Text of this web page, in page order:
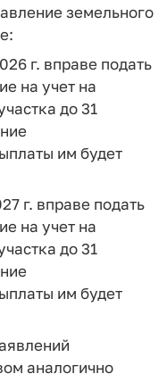
земельного
г. вправе подать
на учет на
до 31
им будет
г. вправе подать
на учет на
до 31
им будет
аналогично